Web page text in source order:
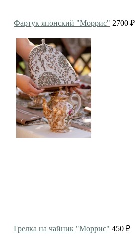
Фартук японский "Моррис" 2700 ₽
Грелка на чайник "Моррис" 450 ₽